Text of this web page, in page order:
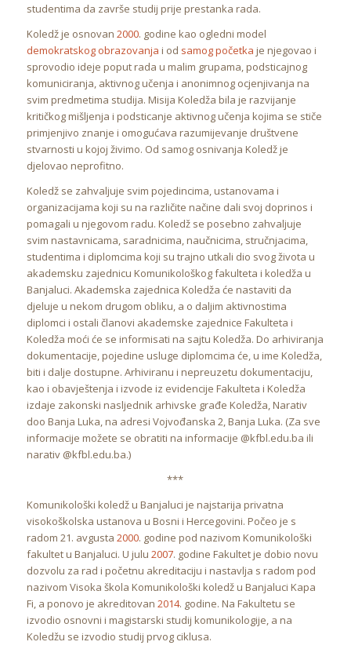
studentima da završe studij prije prestanka rada.
Koledž je osnovan 2000. godine kao ogledni model
demokratskog obrazovanja i od samog početka je njegovao i
sprovodio ideje poput rada u malim grupama, podsticajnog
komuniciranja, aktivnog učenja i anonimnog ocjenjivanja na
svim predmetima studija. Misija Koledža bila je razvijanje
kritičkog mišljenja i podsticanje aktivnog učenja kojima se stiče
primjenjivo znanje i omogućava razumijevanje društvene
stvarnosti u kojoj živimo. Od samog osnivanja Koledž je
djelovao neprofitno.
Koledž se zahvaljuje svim pojedincima, ustanovama i
organizacijama koji su na različite načine dali svoj doprinos i
pomagali u njegovom radu. Koledž se posebno zahvaljuje
svim nastavnicama, saradnicima, naučnicima, stručnjacima,
studentima i diplomcima koji su trajno utkali dio svog života u
akademsku zajednicu Komunikološkog fakulteta i koledža u
Banjaluci. Akademska zajednica Koledža će nastaviti da
djeluje u nekom drugom obliku, a o daljim aktivnostima
diplomci i ostali članovi akademske zajednice Fakulteta i
Koledža moći će se informisati na sajtu Koledža. Do arhiviranja
dokumentacije, pojedine usluge diplomcima će, u ime Koledža,
biti i dalje dostupne. Arhiviranu i nepreuzetu dokumentaciju,
kao i obavještenja i izvode iz evidencije Fakulteta i Koledža
izdaje zakonski nasljednik arhivske građe Koledža, Narativ
doo Banja Luka, na adresi Vojvođanska 2, Banja Luka. (Za sve
informacije možete se obratiti na informacije @kfbl.edu.ba ili
narativ @kfbl.edu.ba.)
***
Komunikološki koledž u Banjaluci je najstarija privatna
visokoškolska ustanova u Bosni i Hercegovini. Počeo je s
radom 21. avgusta 2000. godine pod nazivom Komunikološki
fakultet u Banjaluci. U julu 2007. godine Fakultet je dobio novu
dozvolu za rad i početnu akreditaciju i nastavlja s radom pod
nazivom Visoka škola Komunikološki koledž u Banjaluci Kapa
Fi, a ponovo je akreditovan 2014. godine. Na Fakultetu se
izvodio osnovni i magistarski studij komunikologije, a na
Koledžu se izvodio studij prvog ciklusa.